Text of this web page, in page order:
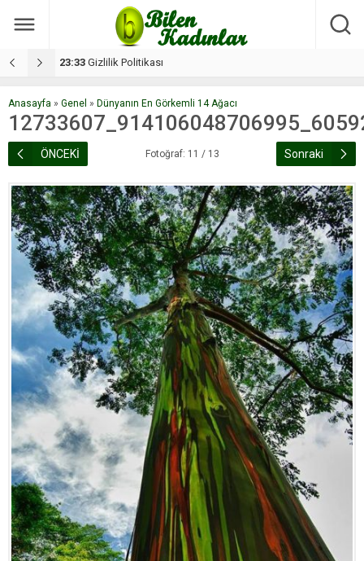
17:08 Dilan, düğününe 5 gün kala hayatını kaybetti
Anasayfa » Genel » Dünyanın En Görkemli 14 Ağacı
ÖNCEKİ Fotoğraf: 11 / 13 Sonraki